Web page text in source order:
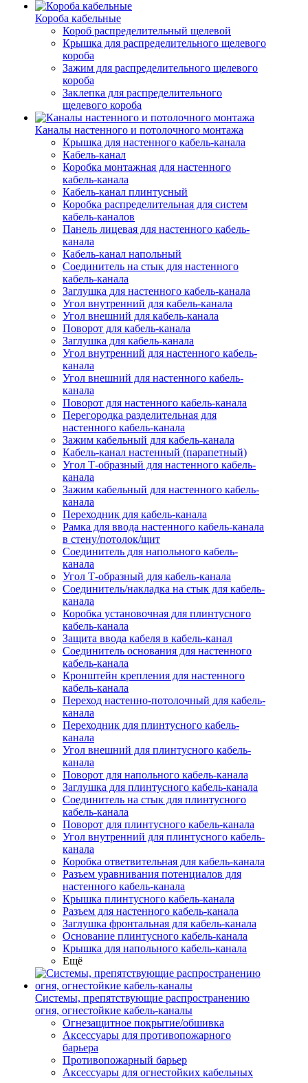
Короба кабельные
Короб распределительный щелевой
Крышка для распределительного щелевого
короба
Зажим для распределительного щелевого
короба
Заклепка для распределительного
щелевого короба
Каналы настенного и потолочного монтажа
Крышка для настенного кабель-канала
Кабель-канал
Коробка монтажная для настенного
кабель-канала
Кабель-канал плинтусный
Коробка распределительная для систем
кабель-каналов
Панель лицевая для настенного кабель-
канала
Кабель-канал напольный
Соединитель на стык для настенного
кабель-канала
Заглушка для настенного кабель-канала
Угол внутренний для кабель-канала
Угол внешний для кабель-канала
Поворот для кабель-канала
Заглушка для кабель-канала
Угол внутренний для настенного кабель-
канала
Угол внешний для настенного кабель-
канала
Поворот для настенного кабель-канала
Перегородка разделительная для
настенного кабель-канала
Зажим кабельный для кабель-канала
Кабель-канал настенный (парапетный)
Угол Т-образный для настенного кабель-
канала
Зажим кабельный для настенного кабель-
канала
Переходник для кабель-канала
Рамка для ввода настенного кабель-канала
в стену/потолок/щит
Соединитель для напольного кабель-
канала
Угол Т-образный для кабель-канала
Соединитель/накладка на стык для кабель-
канала
Коробка установочная для плинтусного
кабель-канала
Защита ввода кабеля в кабель-канал
Соединитель основания для настенного
кабель-канала
Кронштейн крепления для настенного
кабель-канала
Переход настенно-потолочный для кабель-
канала
Переходник для плинтусного кабель-
канала
Угол внешний для плинтусного кабель-
канала
Поворот для напольного кабель-канала
Заглушка для плинтусного кабель-канала
Соединитель на стык для плинтусного
кабель-канала
Поворот для плинтусного кабель-канала
Угол внутренний для плинтусного кабель-
канала
Коробка ответвительная для кабель-канала
Разъем уравнивания потенциалов для
настенного кабель-канала
Крышка плинтусного кабель-канала
Разъем для настенного кабель-канала
Заглушка фронтальная для кабель-канала
Основание плинтусного кабель-канала
Крышка для напольного кабель-канала
Ещё
Системы, препятствующие распространению
огня, огнестойкие кабель-каналы
Огнезащитное покрытие/обшивка
Аксессуары для противопожарного
барьера
Противопожарный барьер
Аксессуары для огнестойких кабельных